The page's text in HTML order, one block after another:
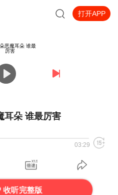
打开APP
耳朵 谁最厉害
03:29
收听完整版